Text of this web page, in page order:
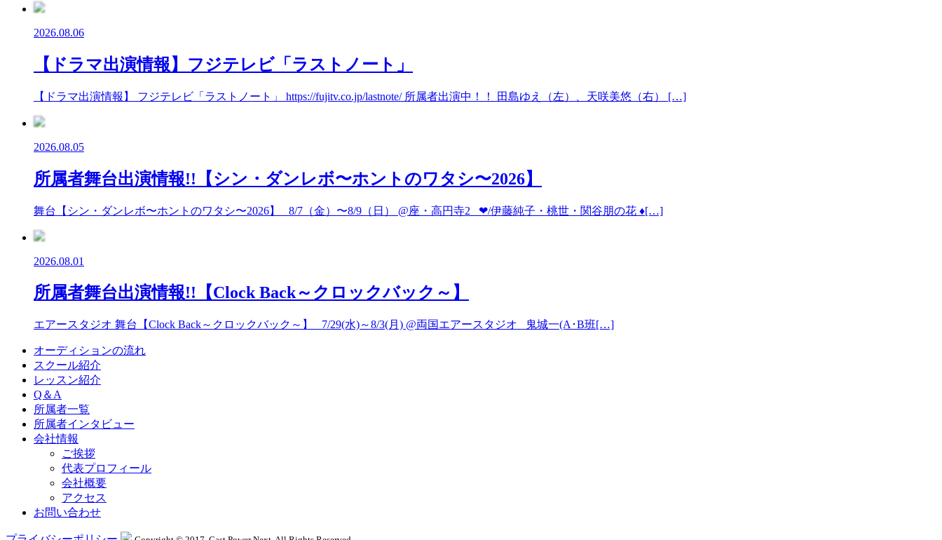
2026.08.06
【ドラマ出演情報】フジテレビ「ラストノート」
【ドラマ出演情報】 フジテレビ「ラストノート」 https://fujitv.co.jp/lastnote/ 所属者出演中！！ 田島ゆえ（左）、天咲美悠（右） […]
2026.08.05
所属者舞台出演情報!!【シン・ダンレボ〜ホントのワタシ〜2026】
舞台【シン・ダンレボ〜ホントのワタシ〜2026】 8/7（金）〜8/9（日） @座・高円寺2 ❤︎/伊藤純子・桃世・関谷朋の花 ♦︎[…]
2026.08.01
所属者舞台出演情報!!【Clock Back～クロックバック～】
エアースタジオ 舞台【Clock Back～クロックバック～】 7/29(水)～8/3(月) @両国エアースタジオ 鬼城一(A･B班[…]
オーディションの流れ
スクール紹介
レッスン紹介
Q＆A
所属者一覧
所属者インタビュー
会社情報
ご挨拶
代表プロフィール
会社概要
アクセス
お問い合わせ